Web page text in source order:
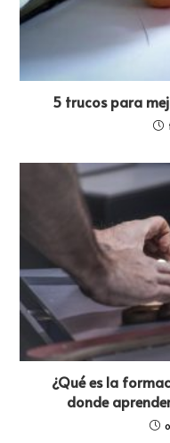
5 trucos para
¿Qué es la
donde